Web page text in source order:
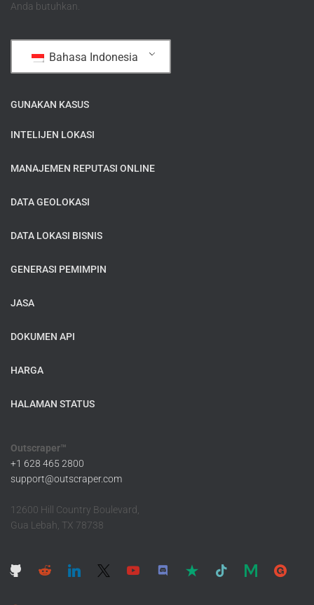
Anda butuhkan.
Bahasa Indonesia
GUNAKAN KASUS
INTELIJEN LOKASI
MANAJEMEN REPUTASI ONLINE
DATA GEOLOKASI
DATA LOKASI BISNIS
GENERASI PEMIMPIN
JASA
DOKUMEN API
HARGA
HALAMAN STATUS
Outscraper™
+1 628 465 2800
support@outscraper.com
12600 Hill Country Boulevard,
Gua Lebah, TX 78738